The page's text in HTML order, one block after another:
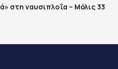
στη ναυσιπλοΐα – Μόλις 33